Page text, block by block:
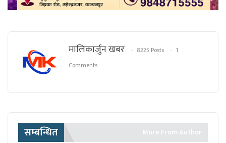
मालिकार्जुन खबर 8225 Posts
1
Comments
सम्बन्धित More From Author